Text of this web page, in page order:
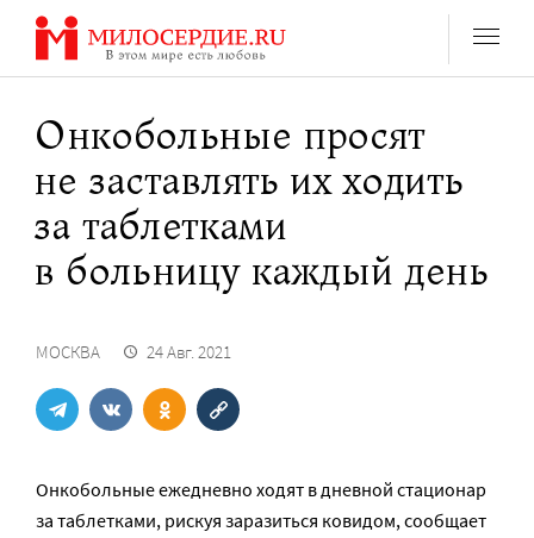
Перейти
содержанию
Онкобольные просят
не заставлять их ходить
за таблетками
в больницу каждый день
МОСКВА 24 Авг. 2021
Онкобольные ежедневно ходят в дневной стационар
за таблетками, рискуя заразиться ковидом, сообщает